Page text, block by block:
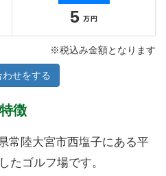
5
※税込み金額となります
わせをする
徴
常陸大宮市西塩子にある平
たゴルフ場です。